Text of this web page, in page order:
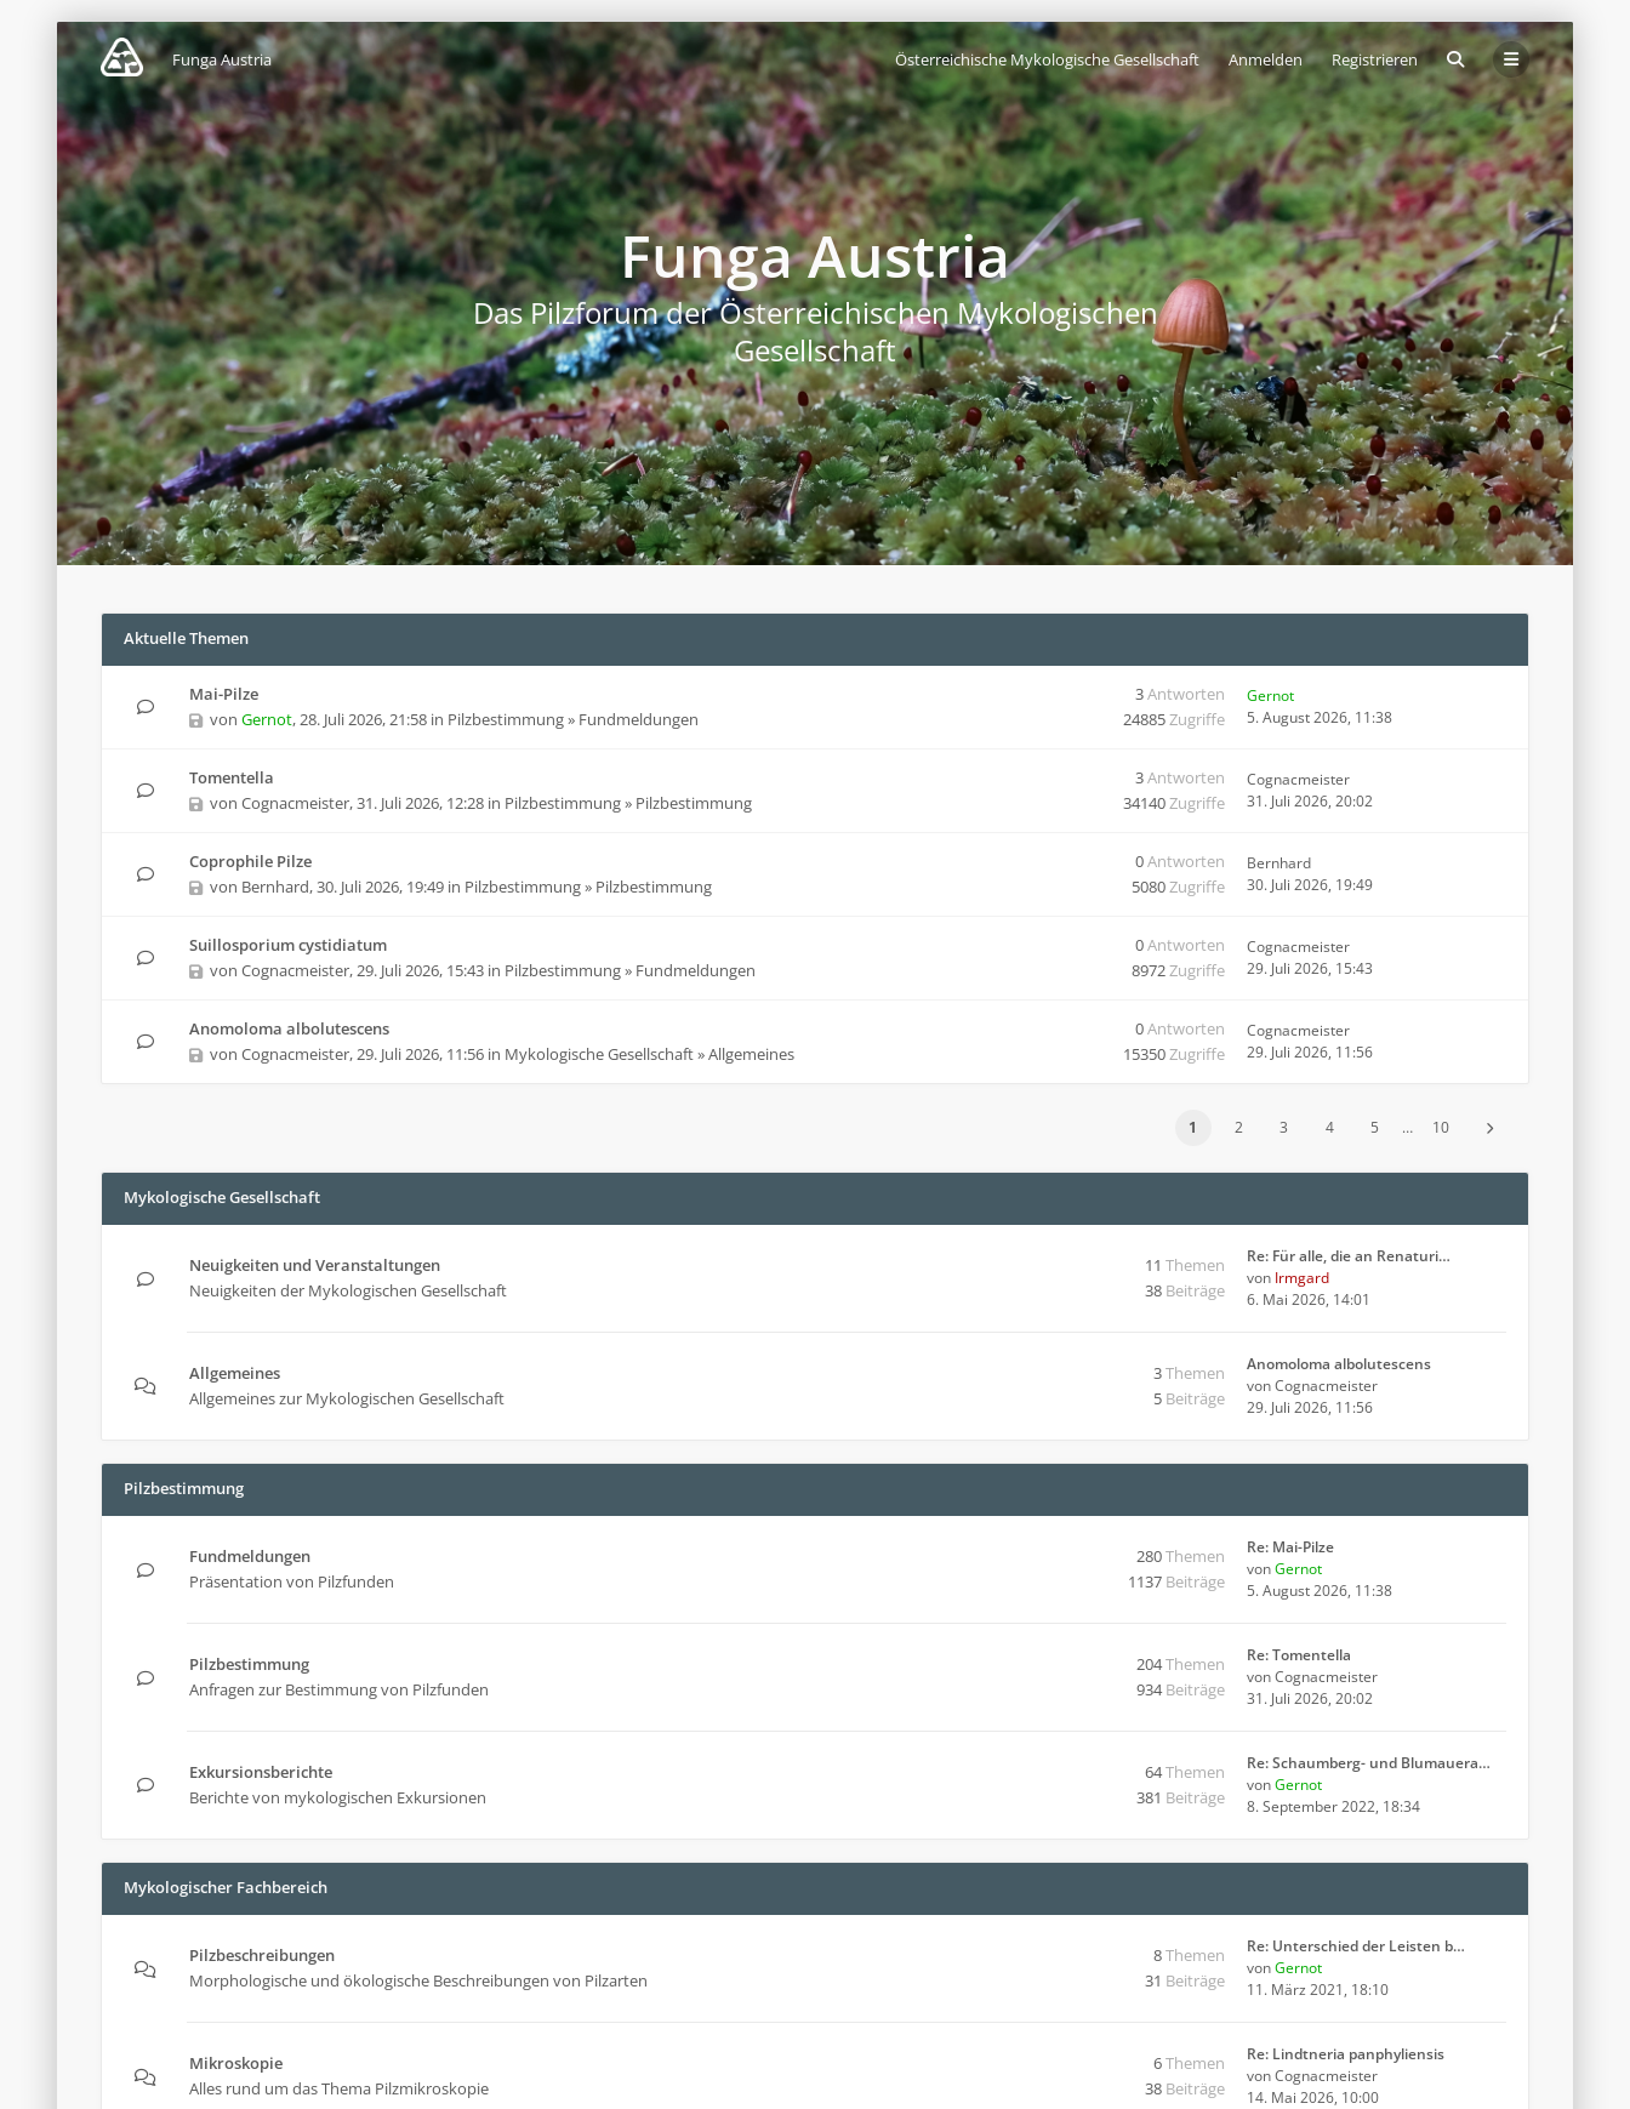
Österreichische Mykologische Gesellschaft Anmelden Registrieren
Funga Austria
Funga Austria
Das Pilzforum der Österreichischen Mykologischen
Gesellschaft
Aktuelle Themen
Mai-Pilze
von Gernot,28. Juli 2026, 21:58 in Pilzbestimmung» Fundmeldungen
3Antworten
24885Zugriffe
Gernot
5. August 2026, 11:38
Tomentella
von Cognacmeister,31. Juli 2026, 12:28 in Pilzbestimmung» Pilzbestimmung
3Antworten
34140Zugriffe
Cognacmeister
31. Juli 2026, 20:02
Coprophile Pilze
von Bernhard,30. Juli 2026, 19:49 in Pilzbestimmung» Pilzbestimmung
0Antworten
5080Zugriffe
Bernhard
30. Juli 2026, 19:49
Suillosporium cystidiatum
von Cognacmeister,29. Juli 2026, 15:43 in Pilzbestimmung» Fundmeldungen
0Antworten
8972Zugriffe
Cognacmeister
29. Juli 2026, 15:43
Anomoloma albolutescens
von Cognacmeister,29. Juli 2026, 11:56 in Mykologische Gesellschaft»Allgemeines
0Antworten
15350Zugriffe
Cognacmeister
29. Juli 2026, 11:56
1 2 3 4 5 … 10
Mykologische Gesellschaft
Neuigkeiten und Veranstaltungen
Neuigkeiten der Mykologischen Gesellschaft
11 Themen
38 Beiträge
Re: Für alle, die an Renaturi…
von Irmgard
6. Mai 2026, 14:01
Allgemeines
Allgemeines zur Mykologischen Gesellschaft
3Themen
5 Beiträge
Anomoloma albolutescens
vonCognacmeister
29. Juli 2026, 11:56
Pilzbestimmung
Fundmeldungen
Präsentation von Pilzfunden
280Themen
1137 Beiträge
Re: Mai-Pilze
vonGernot
5. August 2026, 11:38
Pilzbestimmung
Anfragen zur Bestimmung von Pilzfunden
204Themen
934Beiträge
Re: Tomentella
vonCognacmeister
31. Juli 2026, 20:02
Exkursionsberichte
Berichte von mykologischen Exkursionen
64Themen
381 Beiträge
Re: Schaumberg- und Blumauera…
vonGernot
8. September 2022, 18:34
Mykologischer Fachbereich
Pilzbeschreibungen
Morphologische und ökologische Beschreibungen von Pilzarten
8Themen
31 Beiträge
Re: Unterschied der Leisten b…
vonGernot
11. März 2021, 18:10
Mikroskopie
Alles rund um das Thema Pilzmikroskopie
6Themen
38 Beiträge
Re: Lindtneria panphyliensis
vonCognacmeister
14. Mai 2026, 10:00